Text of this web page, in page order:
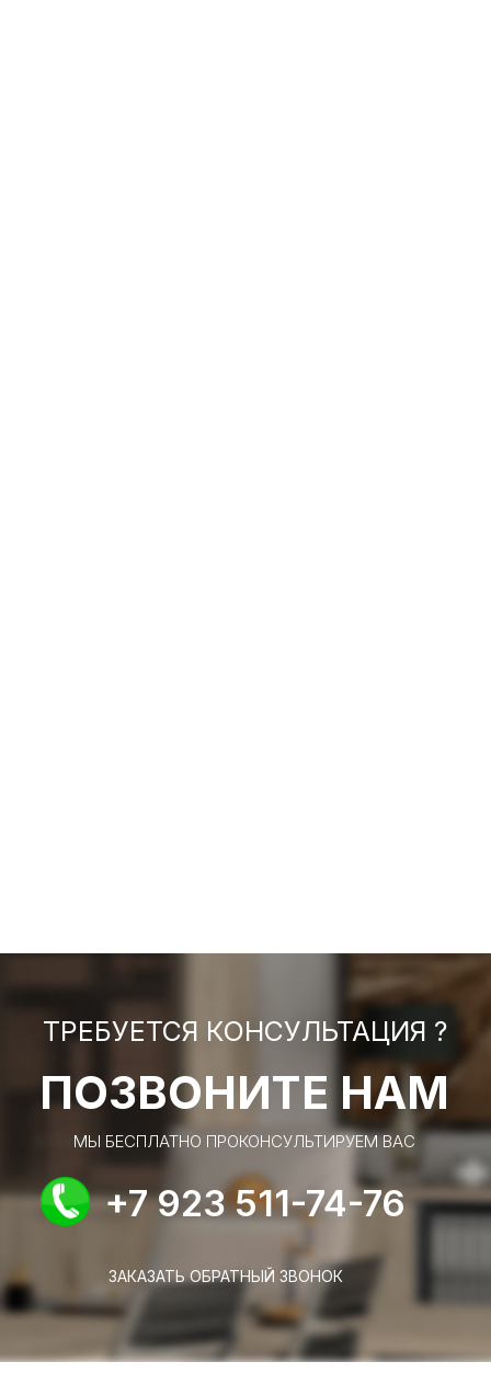
ТРЕБУЕТСЯ КОНСУЛЬТАЦИЯ ?
ПОЗВОНИТЕ НАМ
МЫ БЕСПЛАТНО ПРОКОНСУЛЬТИРУЕМ ВАС
+7 923 511-74-76
ЗАКАЗАТЬ ОБРАТНЫЙ ЗВОНОК